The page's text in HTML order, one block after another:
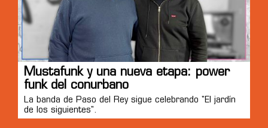
Mustafunk y una nueva etapa: power
funk del conurbano
La banda de Paso del Rey sigue celebrando "El jardín
de los siguientes".